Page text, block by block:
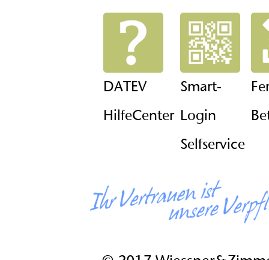
DATEV
HilfeCenter
Smart-
Login
Selfservice